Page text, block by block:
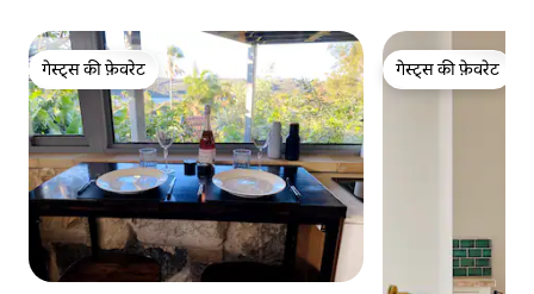
गेस्ट्स की फ़ेवरेट
गेस्ट्स की फ़ेवरेट
गेस्ट्स की फ़ेवरेट
गेस्ट्स की फ़ेवरेट